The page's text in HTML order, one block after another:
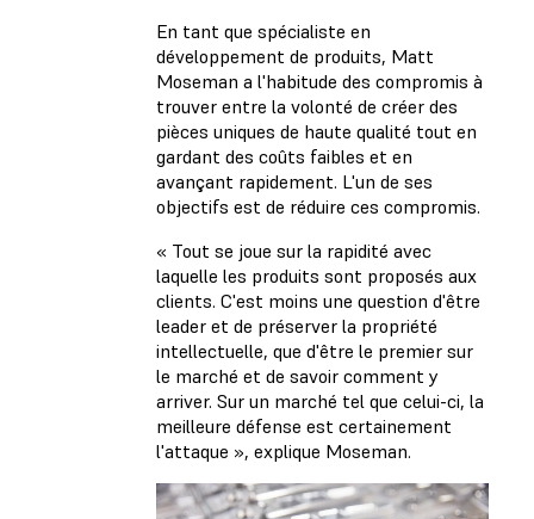
En tant que spécialiste en
développement de produits, Matt
Moseman a l'habitude des compromis à
trouver entre la volonté de créer des
pièces uniques de haute qualité tout en
gardant des coûts faibles et en
avançant rapidement. L'un de ses
objectifs est de réduire ces compromis.
« Tout se joue sur la rapidité avec
laquelle les produits sont proposés aux
clients. C'est moins une question d'être
leader et de préserver la propriété
intellectuelle, que d'être le premier sur
le marché et de savoir comment y
arriver. Sur un marché tel que celui-ci, la
meilleure défense est certainement
l'attaque », explique Moseman.